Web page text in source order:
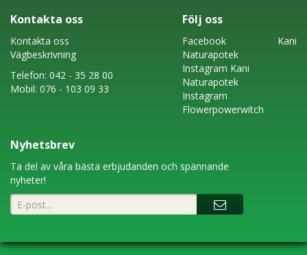
Kontakta oss
Kontakta oss
Vägbeskrivning
Telefon: 042 - 35 28 00
Mobil: 076 - 103 09 33
Följ oss
FacebookKani
Naturapotek
Instagram Kani
Naturapotek
Instagram
Flowerpowerwitch
Nyhetsbrev
Ta del av våra bästa erbjudanden och spännande
nyheter!